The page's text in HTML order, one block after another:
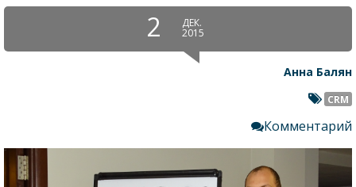
Интересное
Вопросы-Ответы
2 ДЕК.
2015
Анна Балян
CRM
Комментарий